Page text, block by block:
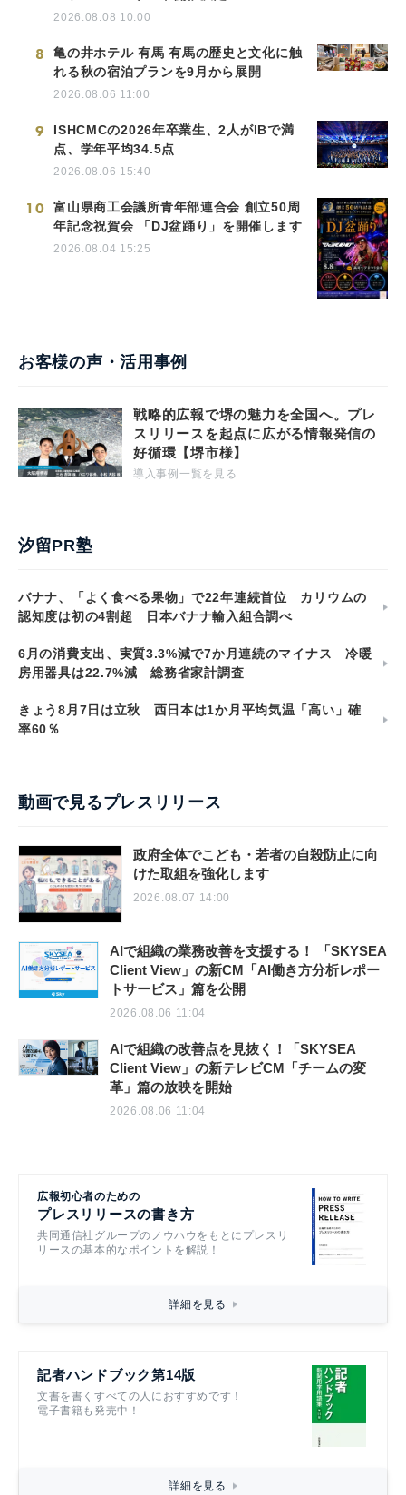
2026.08.08 10:00
8
亀の井ホテル 有馬 有馬の歴史と文化に触
れる秋の宿泊プランを9月から展開
2026.08.06 11:00
9
ISHCMCの2026年卒業生、2人がIBで満
点、学年平均34.5点
2026.08.06 15:40
10
富山県商工会議所青年部連合会 創立50周
年記念祝賀会 「DJ盆踊り」を開催します
2026.08.04 15:25
お客様の声・活用事例
戦略的広報で堺の魅力を全国へ。プレ
スリリースを起点に広がる情報発信の
好循環【堺市様】
導入事例一覧を見る
汐留PR塾
バナナ、「よく食べる果物」で22年連続首位 カリウムの
認知度は初の4割超 日本バナナ輸入組合調べ
6月の消費支出、実質3.3%減で7か月連続のマイナス 冷暖
房用器具は22.7%減 総務省家計調査
きょう8月7日は立秋 西日本は1か月平均気温「高い」確
率60％
動画で見るプレスリリース
政府全体でこども・若者の自殺防止に向
けた取組を強化します
2026.08.07 14:00
AIで組織の業務改善を支援する！ 「SKYSEA
Client View」の新CM「AI働き方分析レポー
トサービス」篇を公開
2026.08.06 11:04
AIで組織の改善点を見抜く！「SKYSEA
Client View」の新テレビCM「チームの変
革」篇の放映を開始
2026.08.06 11:04
広報初心者のための
プレスリリースの書き方
共同通信社グループのノウハウをもとにプレスリ
リースの基本的なポイントを解説！
詳細を見る
記者ハンドブック第14版
文書を書くすべての人におすすめです！
電子書籍も発売中！
詳細を見る